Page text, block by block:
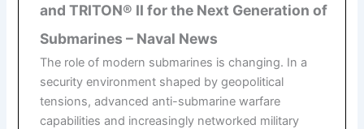
and TRITON® II for the Next Generation of
Submarines – Naval News
The role of modern submarines is changing. In a
security environment shaped by geopolitical
tensions, advanced anti-submarine warfare
capabilities and increasingly networked military